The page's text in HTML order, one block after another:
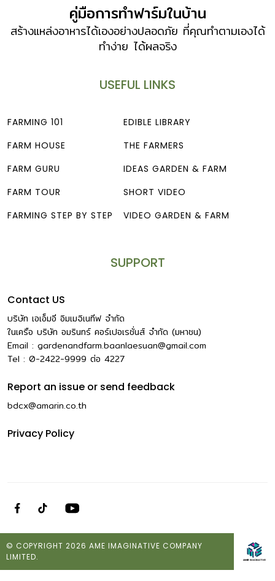
คู่มือการทำฟาร์มในบ้าน
สร้างแหล่งอาหารได้เองอย่างปลอดภัย ที่คุณทำตามเองได้
ทำง่าย ได้ผลจริง
USEFUL LINKS
FARMING 101
FARM HOUSE
FARM GURU
FARM TOUR
FARMING STEP BY STEP
EDIBLE LIBRARY
THE FARMERS
IDEAS GARDEN & FARM
SHORT VIDEO
VIDEO GARDEN & FARM
SUPPORT
Contact US
บริษัท เอเอ็มอี อิมเมจิเนทีฟ จำกัด
ในเครือ บริษัท อมรินทร์ คอร์เปอเรชั่นส์ จำกัด (มหาชน)
Email : gardenandfarm.baanlaesuan@gmail.com
Tel : 0-2422-9999 ต่อ 4227
Report an issue or send feedback
bdcx@amarin.co.th
Privacy Policy
© COPYRIGHT 2026 AME IMAGINATIVE COMPANY
LIMITED.